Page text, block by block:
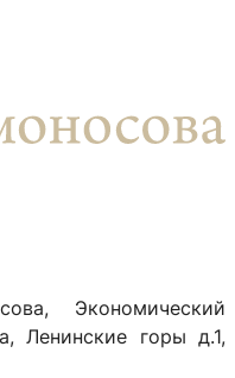
Экономический
Ленинские горы д.1,